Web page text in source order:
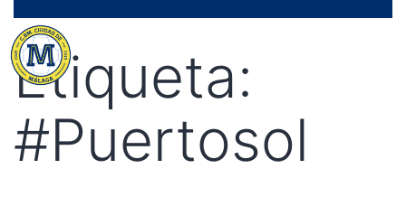
contenido
Etiqueta:
#Puertosol